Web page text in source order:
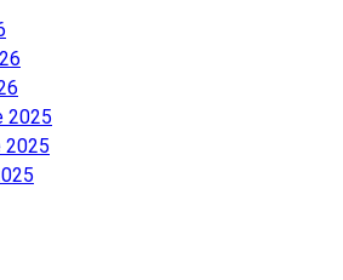
2025
2025